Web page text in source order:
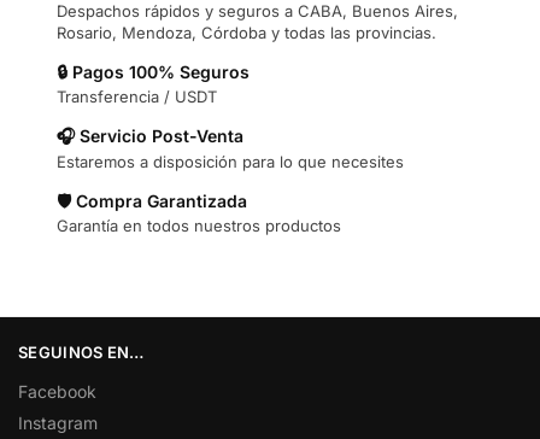
Despachos rápidos y seguros a CABA, Buenos Aires,
Rosario, Mendoza, Córdoba y todas las provincias.
🔒 Pagos 100% Seguros
Transferencia / USDT
🎧 Servicio Post-Venta
Estaremos a disposición para lo que necesites
🛡️ Compra Garantizada
Garantía en todos nuestros productos
SEGUINOS EN…
Facebook
Instagram